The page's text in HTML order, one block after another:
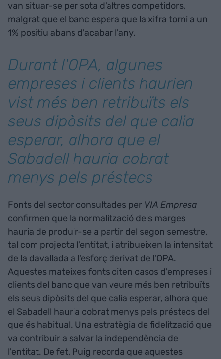
van situar-se per sota d'altres competidors,
malgrat que el banc espera que la xifra torni a un
1% positiu abans d'acabar l'any.
Durant l'OPA, algunes
empreses i clients haurien
vist més ben retribuïts els
seus dipòsits del que calia
esperar, alhora que el
Sabadell hauria cobrat
menys pels préstecs
Fonts del sector consultades per VIA Empresa
confirmen que la normalització dels marges
hauria de produir-se a partir del segon semestre,
tal com projecta l'entitat, i atribueixen la intensitat
de la davallada a l'esforç derivat de l'OPA.
Aquestes mateixes fonts citen casos d'empreses i
clients del banc que van veure més ben retribuïts
els seus dipòsits del que calia esperar, alhora que
el Sabadell hauria cobrat menys pels préstecs del
que és habitual. Una estratègia de fidelització que
va contribuir a salvar la independència de
l'entitat. De fet, Puig recorda que aquestes